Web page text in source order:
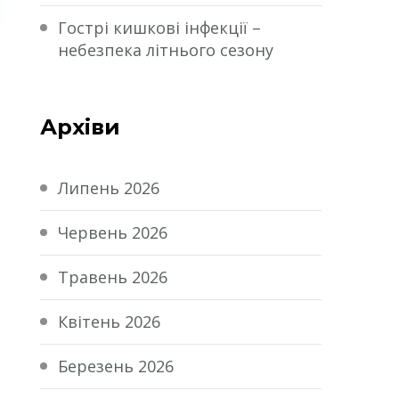
Гострі кишкові інфекції –
небезпека літнього сезону
Архіви
Липень 2026
Червень 2026
Травень 2026
Квітень 2026
Березень 2026